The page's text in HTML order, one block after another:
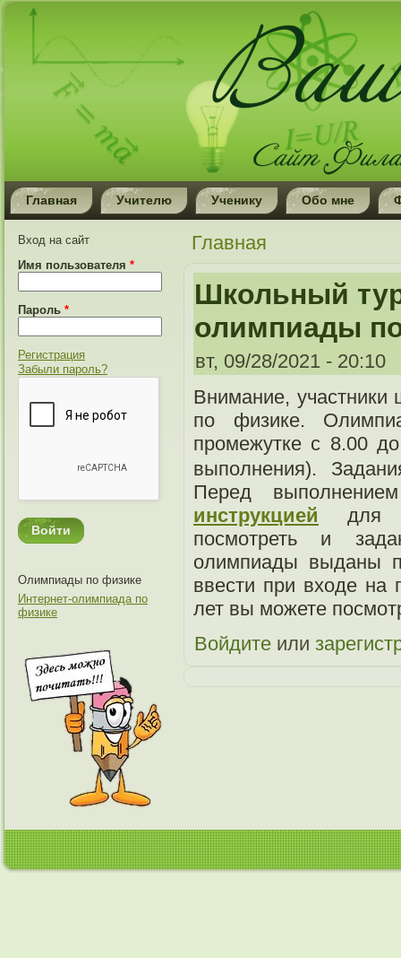
Главная Учителю Ученику Обо мне
Вход на сайт
Имя пользователя *
Пароль *
Регистрация
Забыли пароль?
Олимпиады по физике
Интернет-олимпиада по
физике
Вы здесь
Главная
Школьный
олимпиады
вт, 09/28/2021 - 20:10
Внимание, участники
по физике.
промежутке с 8.00
выполнения).
Перед
инструкцией для
посмотреть и
олимпиады выданы
ввести при входе
лет вы можете
Войдите или